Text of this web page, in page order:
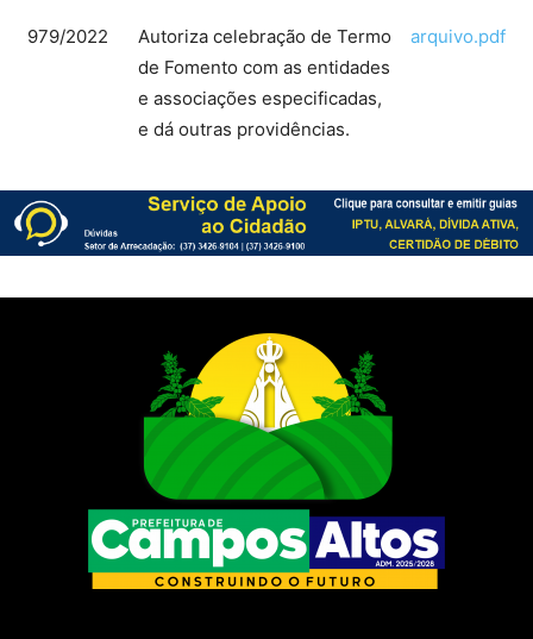
979/2022
Autoriza celebração de Termo
de Fomento com as entidades
e associações especificadas,
e dá outras providências.
arquivo.pdf